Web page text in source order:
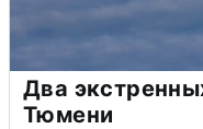
Два
Тюмени